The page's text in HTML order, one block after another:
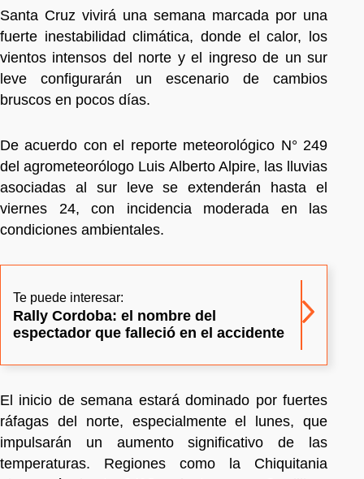
Santa Cruz vivirá una semana marcada por una
fuerte inestabilidad climática, donde el calor, los
vientos intensos del norte y el ingreso de un sur
leve configurarán un escenario de cambios
bruscos en pocos días.
De acuerdo con el reporte meteorológico N° 249
del agrometeorólogo Luis Alberto Alpire, las lluvias
asociadas al sur leve se extenderán hasta el
viernes 24, con incidencia moderada en las
condiciones ambientales.
Te puede interesar:
Rally Cordoba: el nombre del
espectador que falleció en el accidente
El inicio de semana estará dominado por fuertes
ráfagas del norte, especialmente el lunes, que
impulsarán un aumento significativo de las
temperaturas. Regiones como la Chiquitania